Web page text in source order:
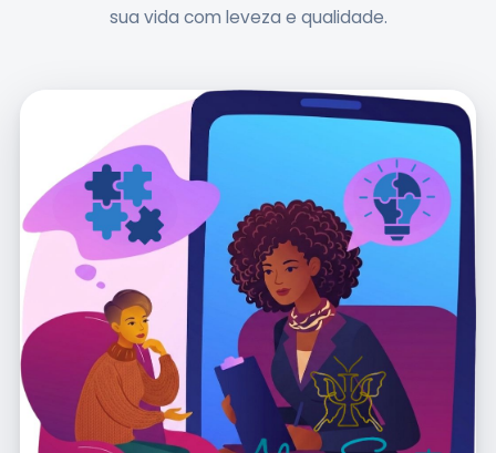
sua vida com leveza e qualidade.